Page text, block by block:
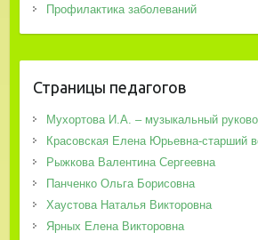
Профилактика заболеваний
Страницы педагогов
Мухортова И.А. – музыкальный
Красовская Елена Юрьевна-старший
Рыжкова Валентина Сергеевна
Панченко Ольга Борисовна
Хаустова Наталья Викторовна
Ярных Елена Викторовна